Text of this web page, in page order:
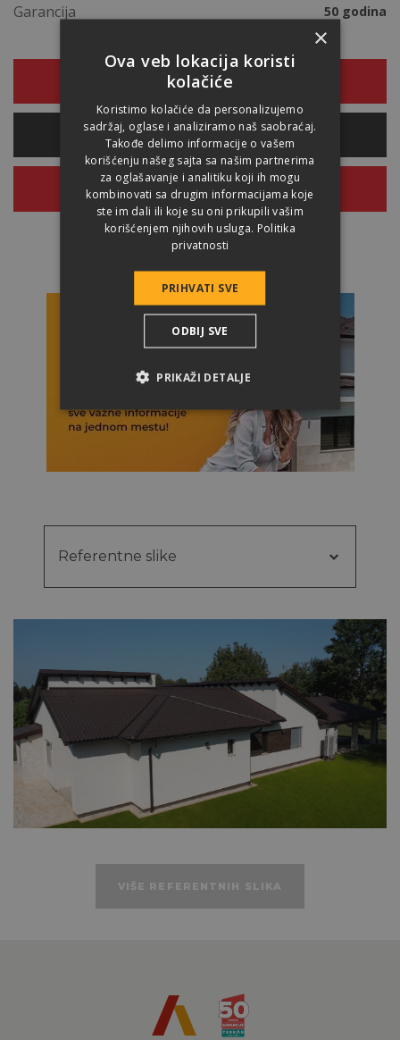
Garancija 50 godina
REFERENTNE SLIKE
PRORAČUN POTREB. MATERIJALA
PONUDA
Referentne slike
Fazonski elementi
Dodatni plastični i metalni pribor
Tehničke podatke
VIŠE REFERENTNIH SLIKA
×
Ova veb lokacija koristi
kolačiće
Koristimo kolačiće da personalizujemo
sadržaj, oglase i analiziramo naš saobraćaj.
Takođe delimo informacije o vašem
korišćenju našeg sajta sa našim partnerima
za oglašavanje i analitiku koji ih mogu
kombinovati sa drugim informacijama koje
ste im dali ili koje su oni prikupili vašim
korišćenjem njihovih usluga. Politika
privatnosti
PRIHVATI SVE
ODBIJ SVE
PRIKAŽI DETALJE